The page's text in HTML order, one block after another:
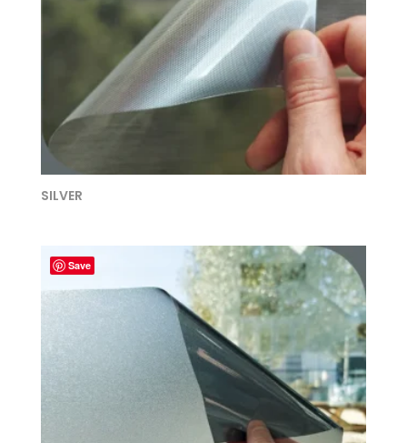
SILVER
Save